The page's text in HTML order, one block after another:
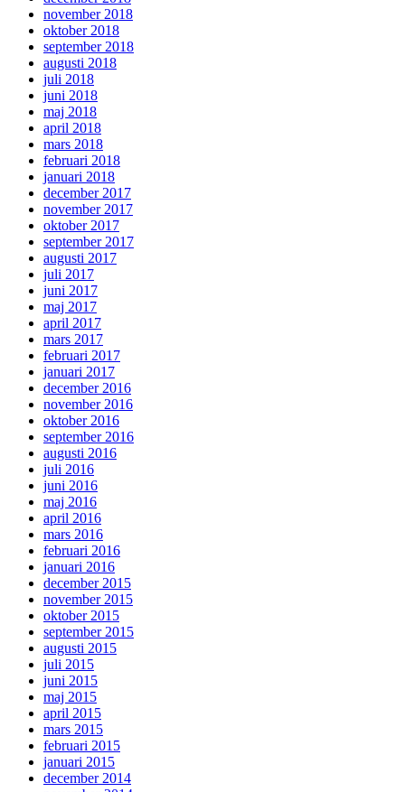
november 2018
oktober 2018
september 2018
augusti 2018
juli 2018
juni 2018
maj 2018
april 2018
mars 2018
februari 2018
januari 2018
december 2017
november 2017
oktober 2017
september 2017
augusti 2017
juli 2017
juni 2017
maj 2017
april 2017
mars 2017
februari 2017
januari 2017
december 2016
november 2016
oktober 2016
september 2016
augusti 2016
juli 2016
juni 2016
maj 2016
april 2016
mars 2016
februari 2016
januari 2016
december 2015
november 2015
oktober 2015
september 2015
augusti 2015
juli 2015
juni 2015
maj 2015
april 2015
mars 2015
februari 2015
januari 2015
december 2014